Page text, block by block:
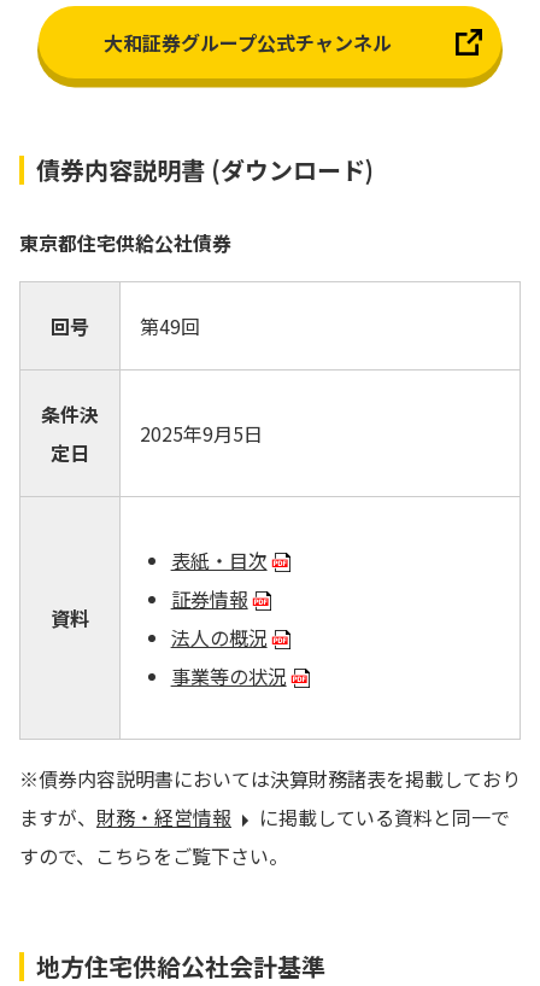
大和証券グループ公式チャンネル
債券内容説明書 (ダウンロード)
東京都住宅供給公社債券
回号 第49回
条件決
定日
2025年9月5日
資料
表紙・目次
証券情報
法人の概況
事業等の状況
※債券内容説明書においては決算財務諸表を掲載しており
ますが、 財務・経営情報
に掲載している資料と同一で
すので、こちらをご覧下さい。
地方住宅供給公社会計基準